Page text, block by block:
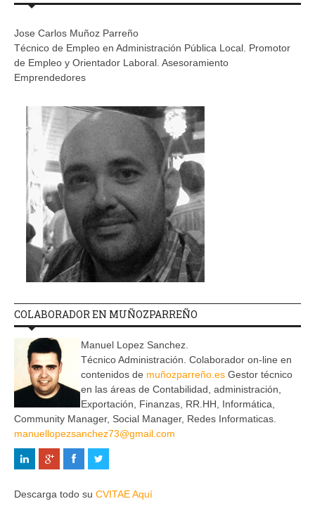
Jose Carlos Muñoz Parreño
Técnico de Empleo en Administración Pública Local. Promotor
de Empleo y Orientador Laboral. Asesoramiento
Emprendedores
COLABORADOR EN MUÑOZPARREÑO
Manuel Lopez Sanchez.
Técnico Administración. Colaborador on-line en
contenidos de muñozparreño.es Gestor técnico
en las áreas de Contabilidad, administración,
Exportación, Finanzas, RR.HH, Informática,
Community Manager, Social Manager, Redes Informaticas.
manuellopezsanchez73@gmail.com
Descarga todo su CVITAE Aquí